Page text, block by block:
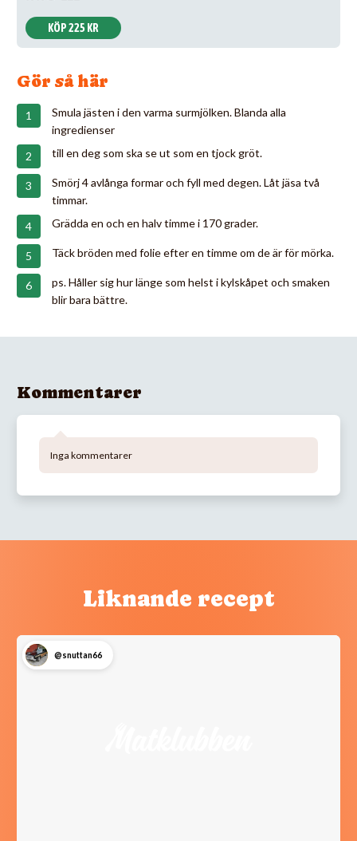
KÖP 225 KR
Gör så här
Smula jästen i den varma surmjölken. Blanda alla
ingredienser
till en deg som ska se ut som en tjock gröt.
Smörj 4 avlånga formar och fyll med degen. Låt jäsa två
timmar.
Grädda en och en halv timme i 170 grader.
Täck bröden med folie efter en timme om de är för mörka.
ps. Håller sig hur länge som helst i kylskåpet och smaken
blir bara bättre.
Kommentarer
Inga kommentarer
Liknande recept
@snuttan66